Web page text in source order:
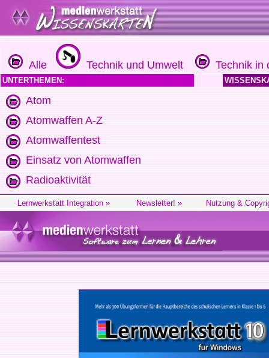
Alle Technik und Umwelt Technik in
UNTERTHEMEN:
Atom
Atomwaffen A-Z
Atomwaffentest
Einsatz von Atomwaffen
Radioaktivität
Lernwerkstatt Integration » Newsletter! » Nutzung &